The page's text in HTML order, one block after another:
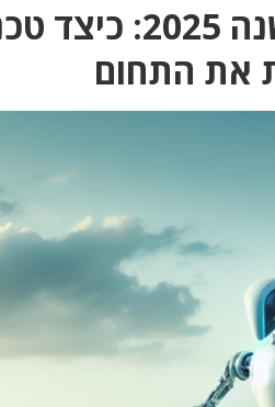
הדברה חכמה בשנה
את התחום